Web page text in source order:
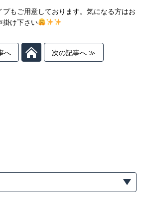
プもご用意しております。気になる方はお
掛け下さい
へ 次の記事へ ≫